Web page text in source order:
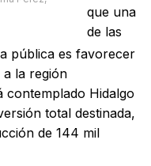
que una
de las
pública es favorecer
a la región
contemplado Hidalgo
total destinada,
de 144 mil